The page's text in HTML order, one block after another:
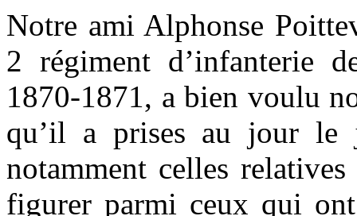
Notre ami Alphonse
2 régiment d’infanterie
1870-1871, a bien voulu
qu’il a prises au jour le
notamment celles
figurer parmi ceux qui